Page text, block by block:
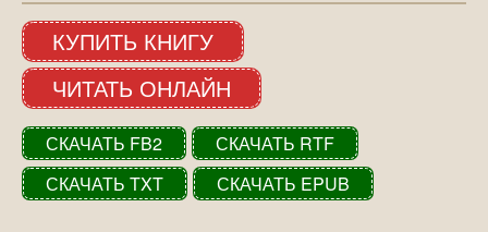
КУПИТЬ КНИГУ
ЧИТАТЬ ОНЛАЙН
СКАЧАТЬ FB2
СКАЧАТЬ RTF
СКАЧАТЬ TXT
СКАЧАТЬ EPUB